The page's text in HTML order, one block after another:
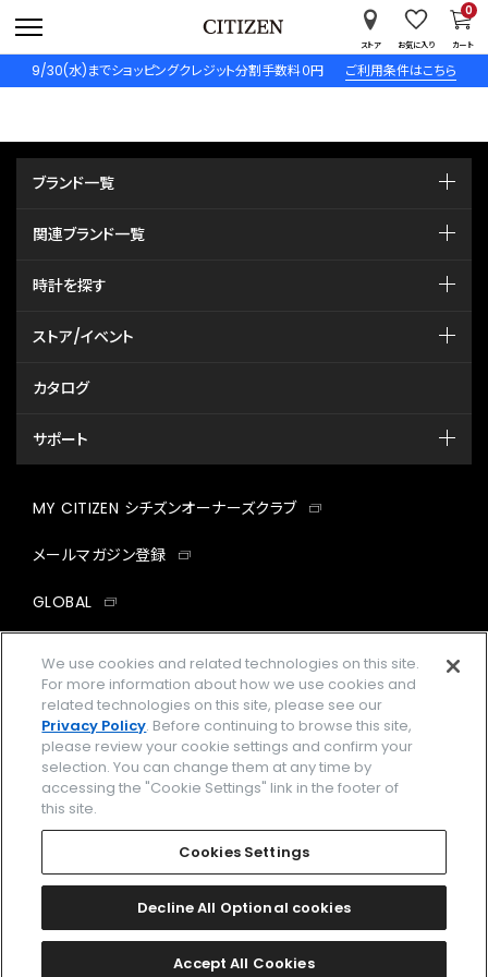
9/30(水)までショッピングクレジット分割手数料０円 ご利用条件はこちら
ストア お気に入り カート
0
ブランド一覧
関連ブランド一覧
時計を探す
ストア/イベント
カタログ
サポート
MY CITIZEN シチズンオーナーズクラブ
メールマガジン登録
GLOBAL
facebookinstagramtwitter
企業情報 ご利用規約
プライバシーポリシー Cookies Settings
Amazon PayはAmazon.com, Inc.またはその関連会社の商標です。
2026 CITIZEN WATCH CO., LTD.
We use cookies and related technologies on this site.
For more information about how we use cookies and
related technologies on this site, please see our
Privacy Policy. Before continuing to browse this site,
please review your cookie settings and confirm your
selection. You can change them at any time by
accessing the "Cookie Settings" link in the footer of
this site.
Cookies Settings
Decline All Optional cookies
Accept All Cookies